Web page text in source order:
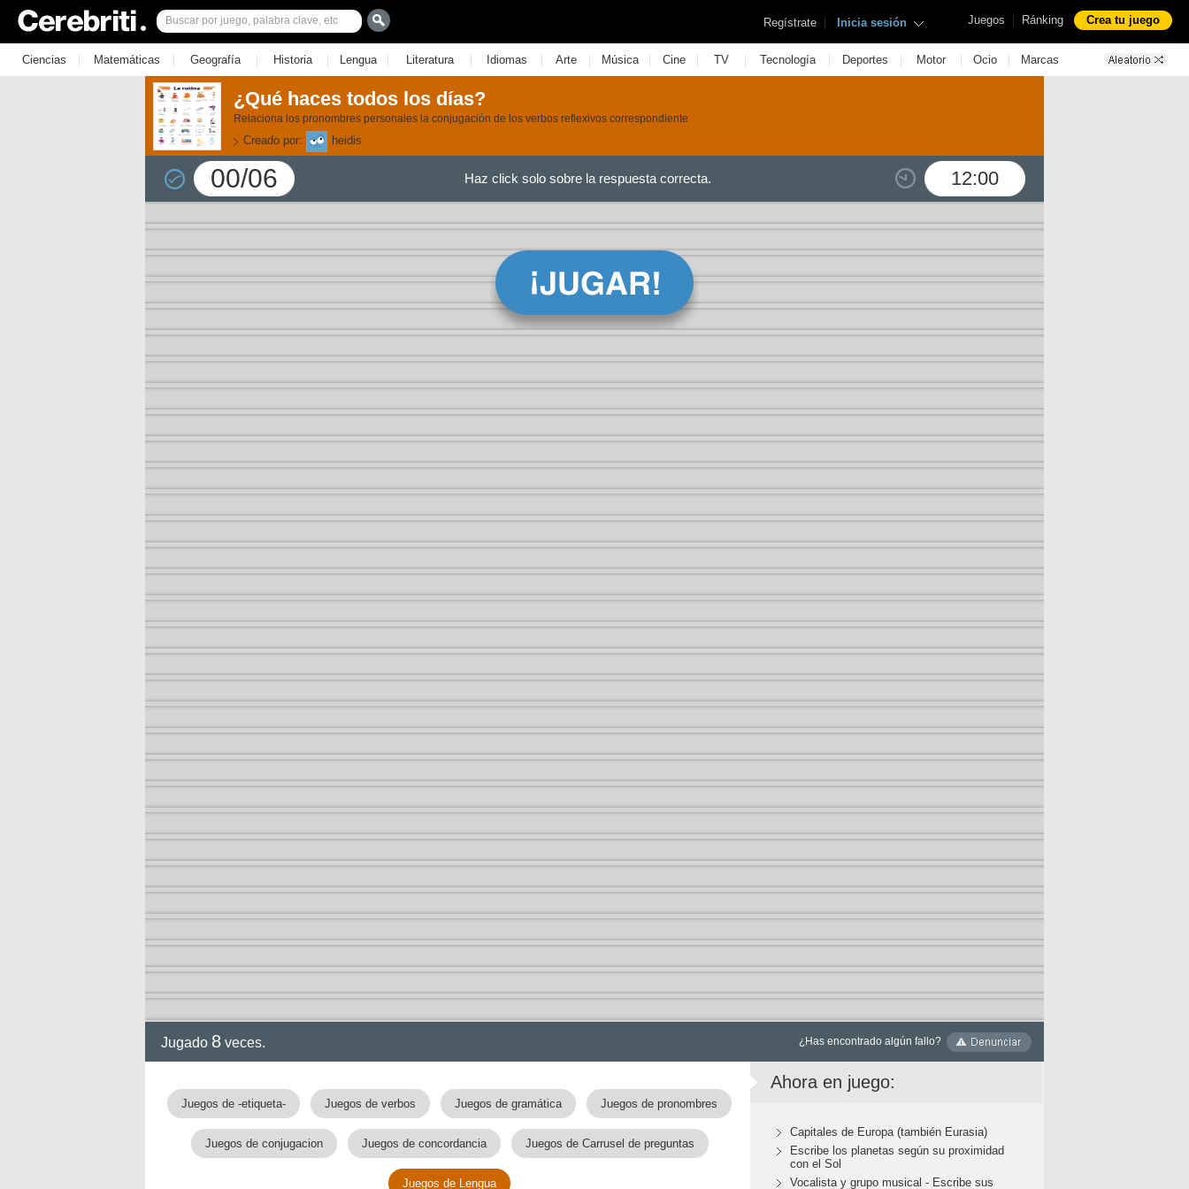
Juegos | Ránking Crea tu juego
Regístrate | Inicia sesión
Ciencias | Matemáticas | Geografía | Historia | Lengua | Literatura | Idiomas | Arte | Música | Cine | TV | Tecnología | Deportes | Motor | Ocio | Marcas
¿Qué haces todos los días?
Relaciona los pronombres personales la conjugación de los verbos reflexivos correspondiente
Creado por: heidis
00/06 12:00
Haz click solo sobre la respuesta correcta.
Jugado 8 veces. ¿Has encontrado algún fallo?
Juegos de -etiqueta- Juegos de verbos Juegos de gramática Juegos de pronombres
Juegos de conjugacion Juegos de concordancia Juegos de Carrusel de preguntas
Juegos de Lengua
Ahora en juego:
Capitales de Europa (también Eurasia)
Escribe los planetas según su proximidad
con el Sol
Vocalista y grupo musical - Escribe sus